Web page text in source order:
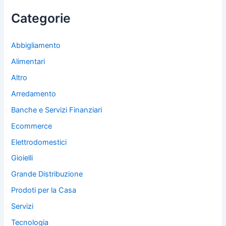
Categorie
Abbigliamento
Alimentari
Altro
Arredamento
Banche e Servizi Finanziari
Ecommerce
Elettrodomestici
Gioielli
Grande Distribuzione
Prodoti per la Casa
Servizi
Tecnologia